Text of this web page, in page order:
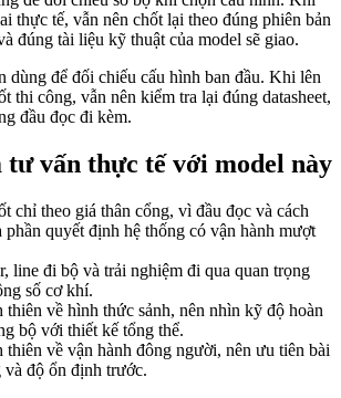
thực tế, vẫn nên chốt lại theo đúng phiên bản
đúng tài liệu kỹ thuật của model sẽ giao.
dùng để đối chiếu cấu hình ban đầu. Khi lên
thi công, vẫn nên kiểm tra lại đúng datasheet,
đầu đọc đi kèm.
vấn thực tế với model này
chỉ theo giá thân cổng, vì đầu đọc và cách
quyết định hệ thống có vận hành mượt
line đi bộ và trải nghiệm đi qua quan trọng
số cơ khí.
thiên về hình thức sảnh, nên nhìn kỹ độ hoàn
bộ với thiết kế tổng thể.
thiên về vận hành đông người, nên ưu tiên bài
độ ổn định trước.